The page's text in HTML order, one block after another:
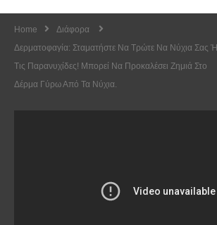
Home
Διάφορα
Δερματοφαγία: Σταματήστε Να Τρώτε Να Νύχια Σας Ή
Τις Παρανυχίδες! Mπορεί Να Προκαλέσει Ζημιά Στο
Δέρμα Γύρω Από Τα Νύχια.